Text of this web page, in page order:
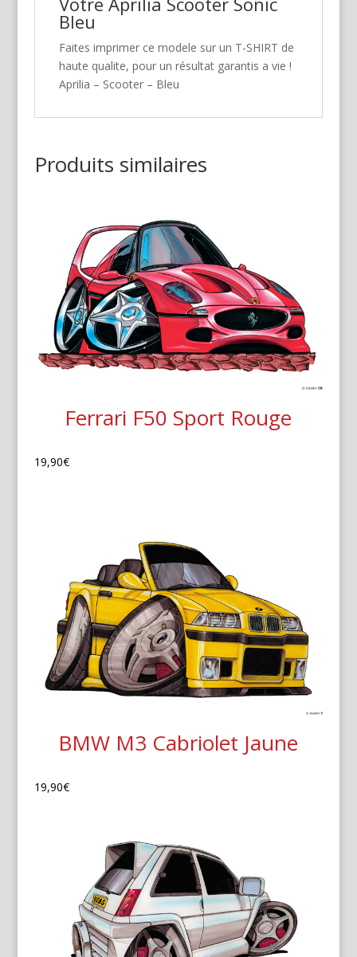
Bleu
Faites imprimer ce modele sur un T-SHIRT de
haute qualite, pour un résultat garantis a vie !
Aprilia – Scooter – Bleu
Produits similaires
Ferrari F50 Sport Rouge
19,90€
BMW M3 Cabriolet Jaune
19,90€